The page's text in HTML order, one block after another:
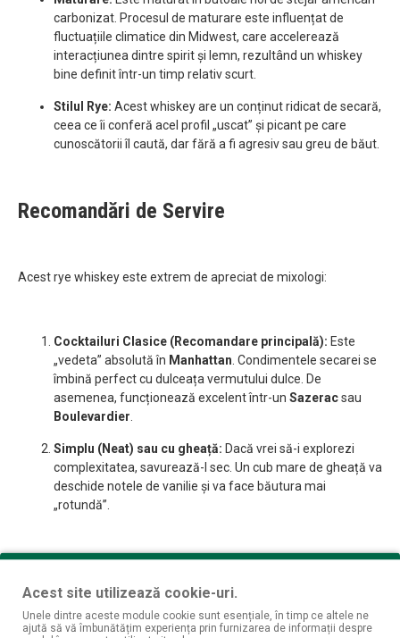
carbonizat. Procesul de maturare este influențat de
fluctuațiile climatice din Midwest, care accelerează
interacțiunea dintre spirit și lemn, rezultând un whiskey
bine definit într-un timp relativ scurt.
Stilul Rye: Acest whiskey are un conținut ridicat de secară,
ceea ce îi conferă acel profil „uscat” și picant pe care
cunoscătorii îl caută, dar fără a fi agresiv sau greu de băut.
Recomandări de Servire
Acest rye whiskey este extrem de apreciat de mixologi:
Cocktailuri Clasice (Recomandare principală): Este
„vedeta” absolută în Manhattan. Condimentele secarei se
îmbină perfect cu dulceața vermutului dulce. De
asemenea, funcționează excelent într-un Sazeracsau
Boulevardier.
Simplu (Neat) sau cu gheață: Dacă vrei să-i explorezi
complexitatea, savurează-l sec. Un cub mare de gheață va
deschide notele de vanilie și va face băutura mai
„rotundă”.
Acest site utilizează cookie-uri.
Unele dintre aceste module cookie sunt esențiale, în timp ce altele ne
ajută să vă îmbunătățim experiența prin furnizarea de informații despre